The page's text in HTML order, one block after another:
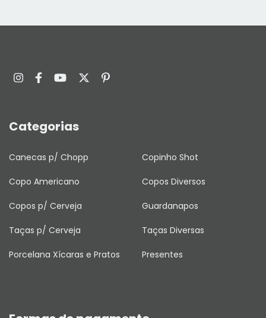
Categorias
Canecas p/ Chopp Copinho Shot
Copo Americano Copos Diversos
Copos p/ Cerveja Guardanapos
Taças p/ Cerveja Taças Diversas
Porcelana Xícaras e Pratos Presentes